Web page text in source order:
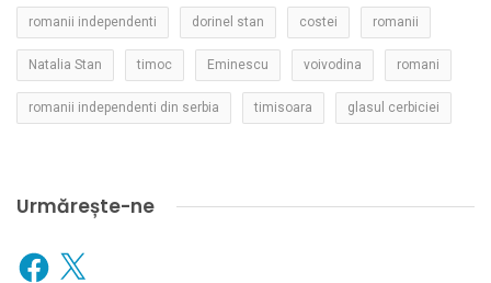
romanii independenti dorinel stan costei romanii
Natalia Stan timoc Eminescu voivodina romani
romanii independenti din serbia timisoara glasul cerbiciei
Urmărește-ne
Facebook
X